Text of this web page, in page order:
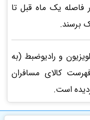
یک ماه قبل تا
برسند.
و رادیوضبط (به
کالای مسافران
است.